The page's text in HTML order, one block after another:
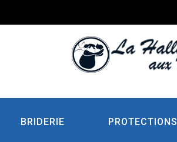
BRIDERIE PROTECTIONS